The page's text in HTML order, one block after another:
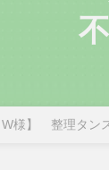
様】 整理タン